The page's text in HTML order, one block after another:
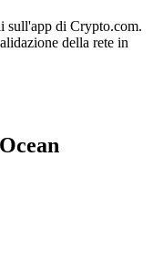
sull'app di Crypto.com.
della rete in